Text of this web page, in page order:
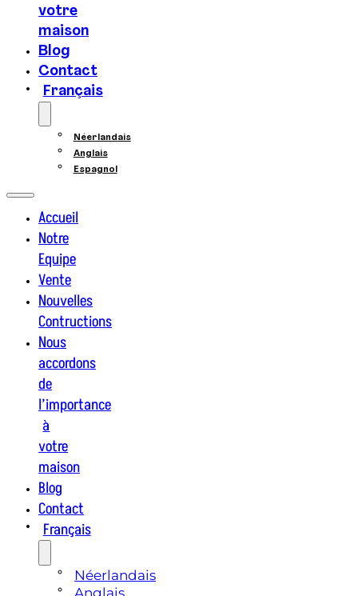
votre
maison
Blog
Contact
Français
Néerlandais
Anglais
Espagnol
Accueil
Notre
Equipe
Vente
Nouvelles
Contructions
Nous
accordons
de
l’importance
à
votre
maison
Blog
Contact
Français
Néerlandais
Anglais